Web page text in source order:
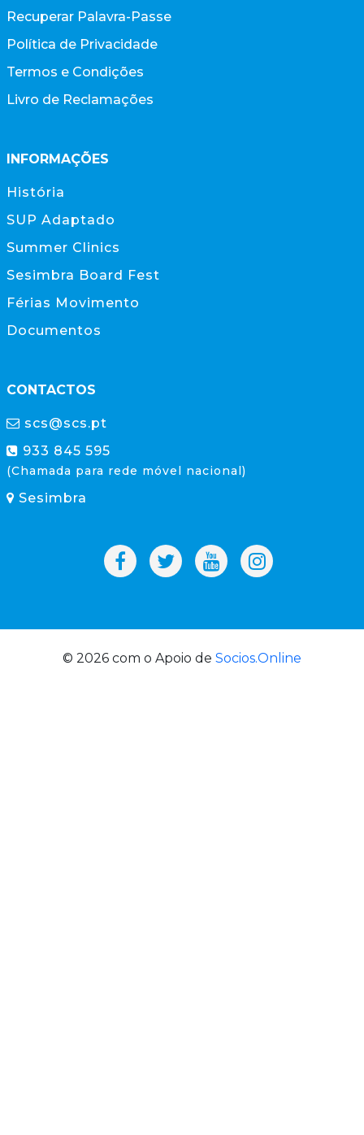
Recuperar Palavra-Passe
Política de Privacidade
Termos e Condições
Livro de Reclamações
INFORMAÇÕES
História
SUP Adaptado
Summer Clinics
Sesimbra Board Fest
Férias Movimento
Documentos
CONTACTOS
scs@scs.pt
933 845 595
(Chamada para rede móvel nacional)
Sesimbra
© 2026 com o Apoio de Socios.Online